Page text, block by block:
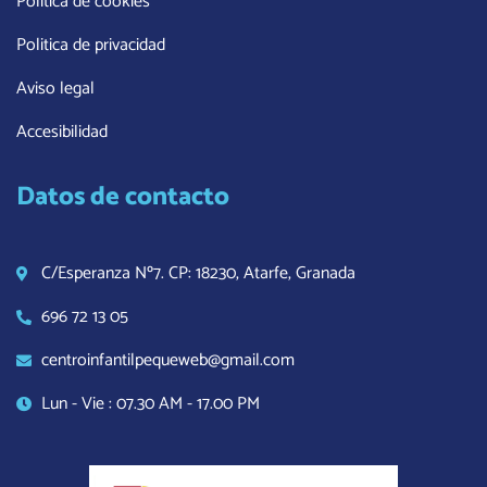
Politica de privacidad
Aviso legal
Accesibilidad
Datos de contacto
C/Esperanza Nº7. CP: 18230, Atarfe, Granada
696 72 13 05
centroinfantilpequeweb@gmail.com
Lun - Vie : 07.30 AM - 17.00 PM